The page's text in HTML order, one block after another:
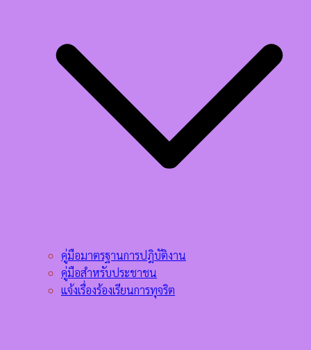
คู่มือมาตรฐานการปฎิบัติงาน
คู่มือสำหรับประชาชน
แจ้งเรื่องร้องเรียนการทุจริต